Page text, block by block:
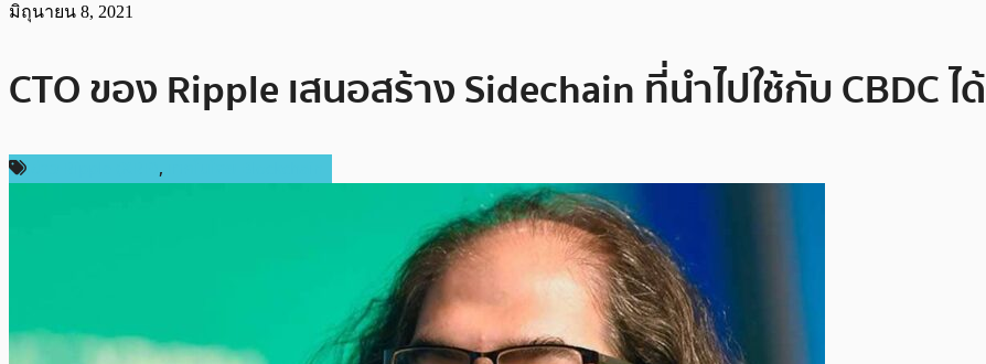
มิถุนายน 8, 2021
CTO ของ Ripple เสนอสร้าง Sidechain ที่นำไปใช้กับ CBDC ได้
,